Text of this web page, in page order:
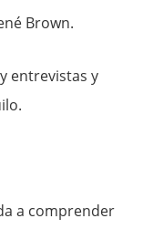
Brown.
entrevistas y
a comprender